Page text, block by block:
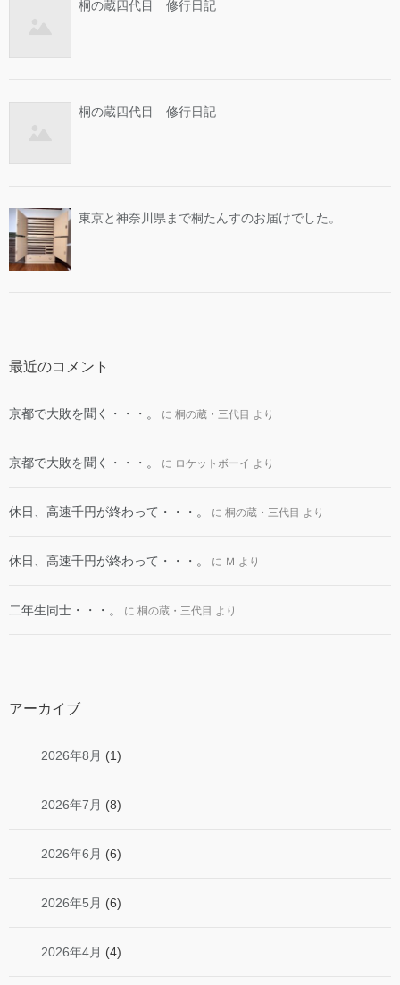
桐の蔵四代目 修行日記
桐の蔵四代目 修行日記
東京と神奈川県まで桐たんすのお届けでした。
最近のコメント
京都で大敗を聞く・・・。 に 桐の蔵・三代目 より
京都で大敗を聞く・・・。 に ロケットボーイ より
休日、高速千円が終わって・・・。 に 桐の蔵・三代目 より
休日、高速千円が終わって・・・。 に Ｍ より
二年生同士・・・。 に 桐の蔵・三代目 より
アーカイブ
2026年8月 (1)
2026年7月 (8)
2026年6月 (6)
2026年5月 (6)
2026年4月 (4)